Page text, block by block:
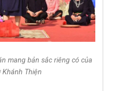
mang bản sắc riêng có của
Thiện